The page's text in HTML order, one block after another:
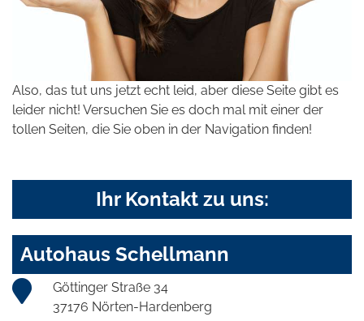
Also, das tut uns jetzt echt leid, aber diese Seite gibt es
leider nicht! Versuchen Sie es doch mal mit einer der
tollen Seiten, die Sie oben in der Navigation finden!
Ihr Kontakt zu uns:
Autohaus Schellmann
Göttinger Straße 34
37176 Nörten-Hardenberg